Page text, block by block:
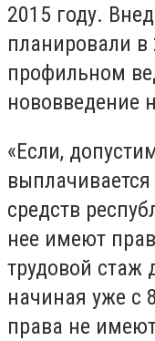
2015 году.
планировали в
профильном
нововведение
«Если,
средств
нее имеют
трудовой стаж
начиная уже с
права не